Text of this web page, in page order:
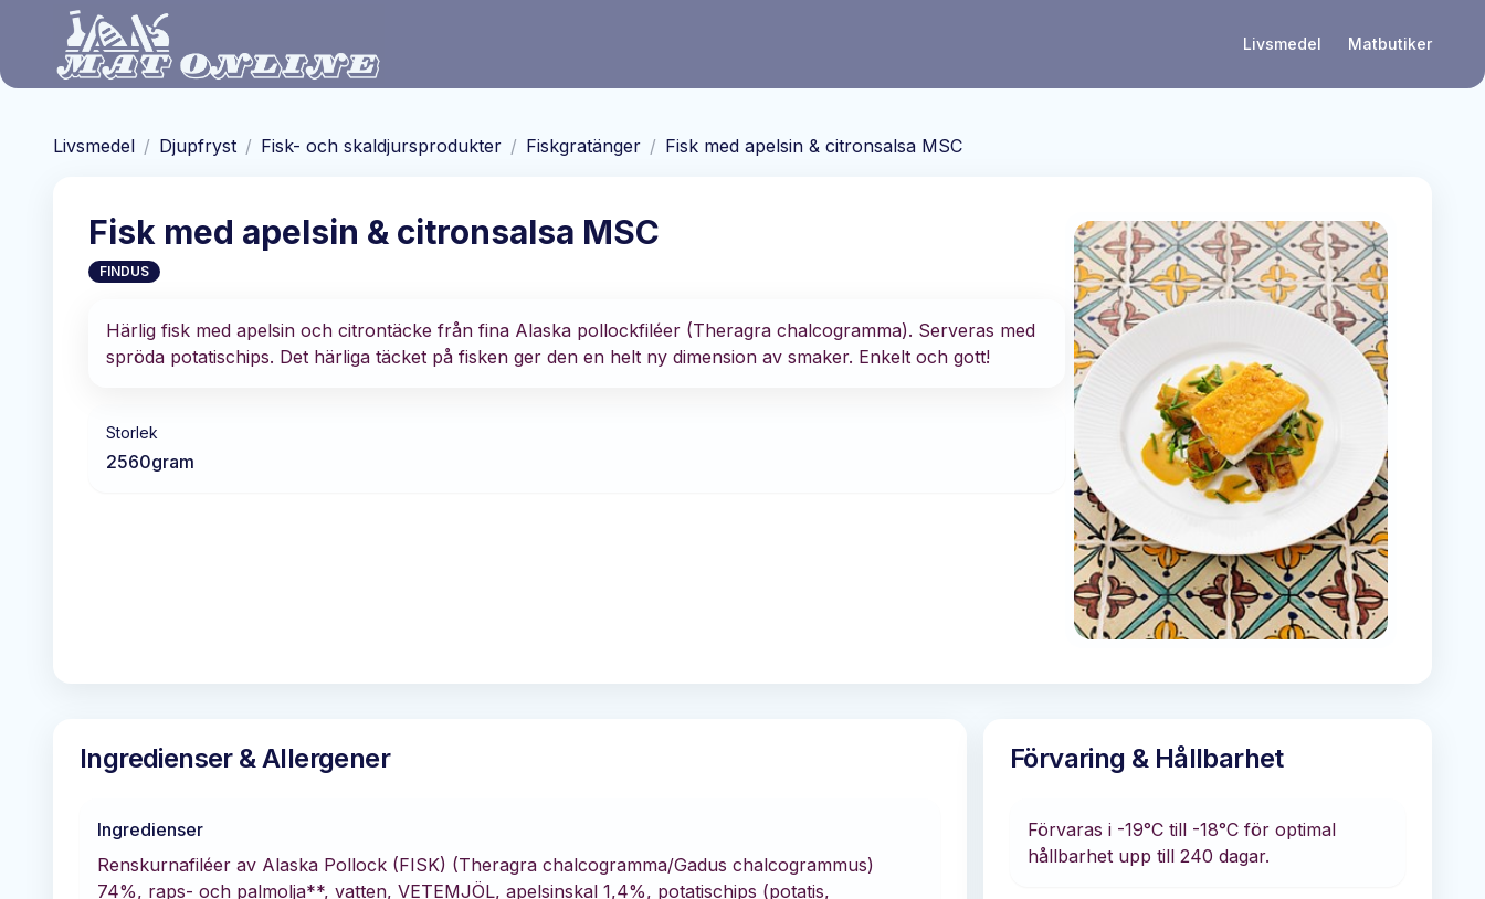
Hoppa till huvudinnehåll
Livsmedel Matbutiker
Livsmedel / Djupfryst / Fisk- och skaldjursprodukter / Fiskgratänger / Fisk med apelsin & citronsalsa MSC
Fisk med apelsin & citronsalsa MSC
FINDUS
Härlig fisk med apelsin och citrontäcke från fina Alaska pollockfiléer (Theragra chalcogramma). Serveras med
spröda potatischips. Det härliga täcket på fisken ger den en helt ny dimension av smaker. Enkelt och gott!
Storlek
2560gram
Ingredienser & Allergener
Ingredienser
Renskurnafiléer av Alaska Pollock (FISK) (Theragra chalcogramma/Gadus chalcogrammus)
74%, raps- och palmolja**, vatten, VETEMJÖL, apelsinskal 1,4%, potatischips (potatis,
Förvaring & Hållbarhet
Förvaras i -19°C till -18°C för optimal
hållbarhet upp till 240 dagar.